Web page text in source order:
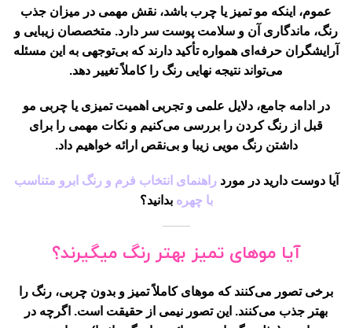
عموم، اینکه مو تمیز یا چرب باشد، نقش مهمی در میزان جذب
رنگ، ماندگاری آن و سلامت پوست سر دارد. متخصصان زیبایی و
آرایشگران حرفه‌ای همواره تأکید دارند که بی‌توجهی به این مسئله
می‌تواند نتیجه نهایی رنگ را کاملاً تغییر دهد.
در ادامه جامع، دلایل علمی و تجربی اهمیت تمیزی یا چربی مو
قبل از رنگ کردن را بررسی می‌کنیم و نکات مهمی را برای
داشتن رنگ مویی زیبا و بی‌نقص ارائه خواهیم داد.
آیا دوست دارید در موردراهنمای انتخاب فرم و رنگ ابرو متناسب
با چهره بدانید؟
آیا موهای تمیز بهتر رنگ میگیرند؟
برخی تصور می‌کنند که موهای کاملاً تمیز و بدون چربی، رنگ را
بهتر جذب می‌کنند. این تصور نیمی از حقیقت است. اگرچه در